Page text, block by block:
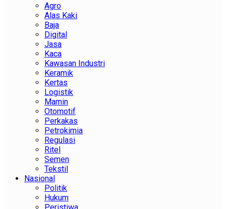
Agro
Alas Kaki
Baja
Digital
Jasa
Kaca
Kawasan Industri
Keramik
Kertas
Logistik
Mamin
Otomotif
Perkakas
Petrokimia
Regulasi
Ritel
Semen
Tekstil
Nasional
Politik
Hukum